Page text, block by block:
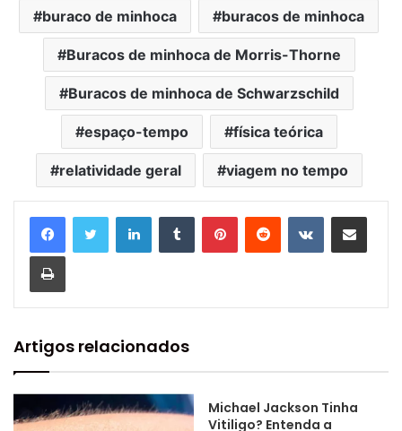
buraco de minhoca buracos de minhoca
Buracos de minhoca de Morris-Thorne
Buracos de minhoca de Schwarzschild
espaço-tempo física teórica
relatividade geral viagem no tempo
Artigos relacionados
Michael Jackson Tinha
Vitiligo? Entenda a